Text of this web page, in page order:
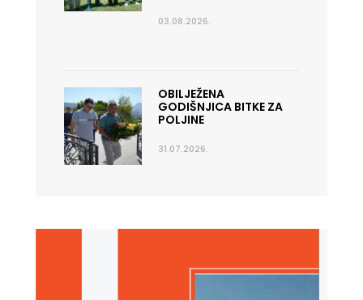
03.08.2026.
OBILJEŽENA
GODIŠNJICA BITKE ZA
POLJINE
31.07.2026.